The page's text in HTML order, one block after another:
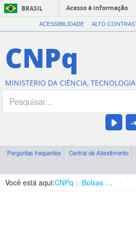
BRASIL
Acesso à informação
ACESSIBILIDADE ALTO
CNPq
MINISTÉRIO DA CIÊNCIA,
Perguntas frequentes Central de Atendimento
Você está aqui:CNPq Bolsas e Auxílios Vigentes